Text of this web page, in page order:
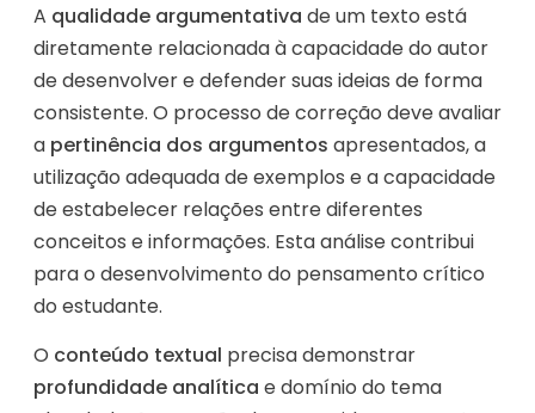
A qualidade argumentativa de um texto está
diretamente relacionada à capacidade do autor
de desenvolver e defender suas ideias de forma
consistente. O processo de correção deve avaliar
a pertinência dos argumentos apresentados, a
utilização adequada de exemplos e a capacidade
de estabelecer relações entre diferentes
conceitos e informações. Esta análise contribui
para o desenvolvimento do pensamento crítico
do estudante.
O conteúdo textual precisa demonstrar
profundidade analítica e domínio do tema